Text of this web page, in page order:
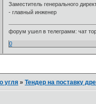
Заместитель генерального
- главный
форум ушел в телеграмм: чат
0
угля »Тендер на поставку